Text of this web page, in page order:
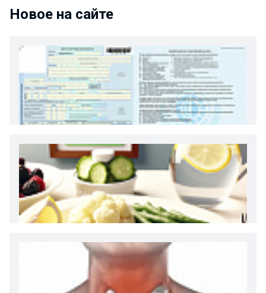
Новое на сайте
Как и сколько денег можно получить по